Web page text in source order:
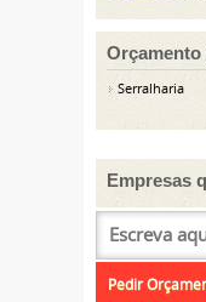
Orçamento
Serralharia
Empresas